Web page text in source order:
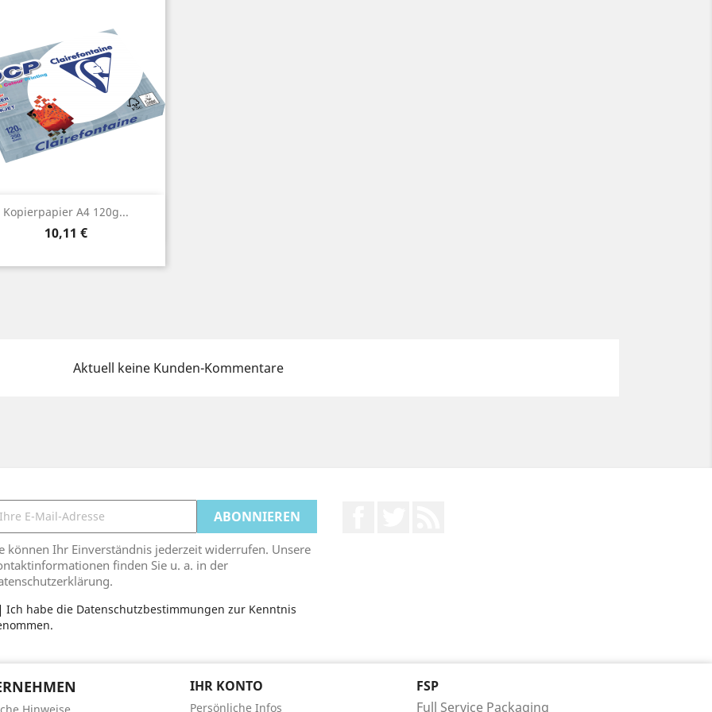
Kopierpapier A4 120g...
Preis
10,11 €
Vorschau
Aktuell keine Kunden-Kommentare
können Ihr Einverständnis jederzeit widerrufen. Unsere
finden Sie u. a. in der
Ich habe die Datenschutzbestimmungen zur Kenntnis
IHR KONTO
Persönliche Infos
FSP
Full Service Packaging